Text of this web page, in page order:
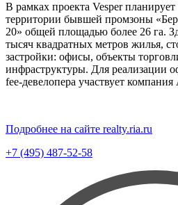
В рамках проекта Vesper
территории бывшей промзоны
20» общей площадью более 26 га.
тысяч квадратных метров жилья,
застройки: офисы, объекты
инфраструктуры. Для реализации
fee-девелопера участвует
Подробнее на сайте realty.ria.ru
+7 (495) 487-52-58